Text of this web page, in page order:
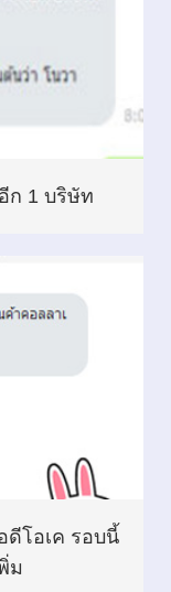
ก 1 บริษัท
ดีโอเค รอบนี้
ม